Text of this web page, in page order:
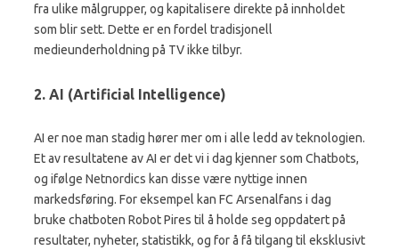
fra ulike målgrupper, og kapitalisere direkte på innholdet
som blir sett. Dette er en fordel tradisjonell
medieunderholdning på TV ikke tilbyr.
2. AI (Artificial Intelligence)
AI er noe man stadig hører mer om i alle ledd av teknologien.
Et av resultatene av AI er det vi i dag kjenner som Chatbots,
og ifølge Netnordics kan disse være nyttige innen
markedsføring. For eksempel kan FC Arsenalfans i dag
bruke chatboten Robot Pires til å holde seg oppdatert på
resultater, nyheter, statistikk, og for å få tilgang til eksklusivt